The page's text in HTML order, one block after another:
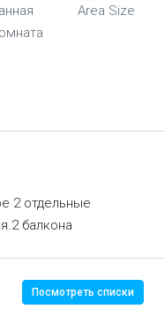
Area Size
2 отдельные
балкона
Посмотреть списки